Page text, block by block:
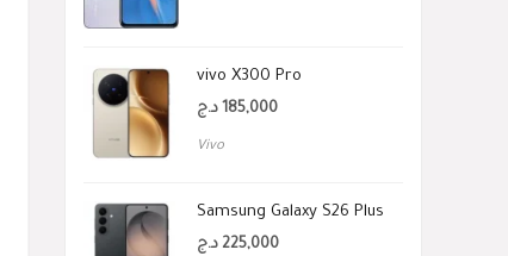
vivo X300 Pro
185,000 د.ج
Vivo
Samsung Galaxy S26 Plus
225,000 د.ج